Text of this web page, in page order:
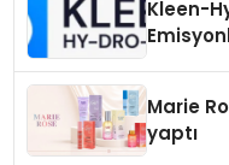
Kleen-
Marie
yaptı